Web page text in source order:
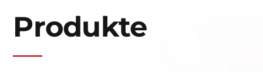
Produkte